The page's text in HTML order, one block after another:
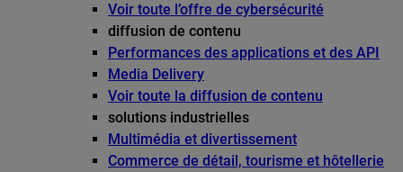
Voir toute l’offre de cybersécurité
diffusion de contenu
Performances des applications et des API
Media Delivery
Voir toute la diffusion de contenu
solutions industrielles
Multimédia et divertissement
Commerce de détail, tourisme et hôtellerie